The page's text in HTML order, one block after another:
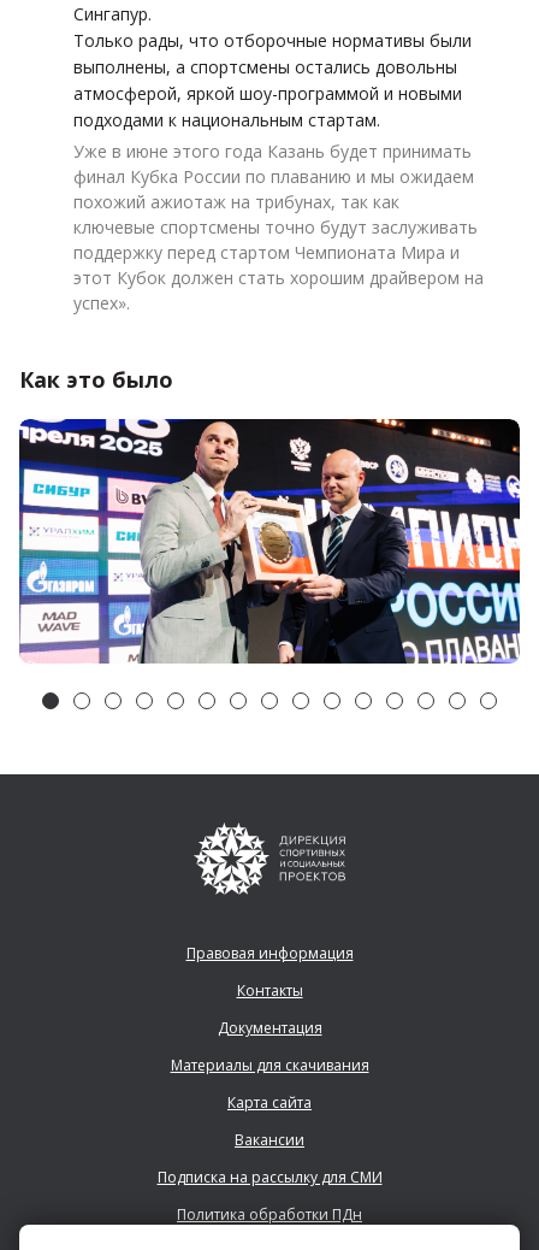
Сингапур.
Только рады, что отборочные нормативы были
выполнены, а спортсмены остались довольны
атмосферой, яркой шоу-программой и новыми
подходами к национальным стартам.
Уже в июне этого года Казань будет принимать
финал Кубка России по плаванию и мы ожидаем
похожий ажиотаж на трибунах, так как
ключевые спортсмены точно будут заслуживать
поддержку перед стартом Чемпионата Мира и
этот Кубок должен стать хорошим драйвером на
успех».
Как это было
Правовая информация
Контакты
Документация
Материалы для скачивания
Карта сайта
Вакансии
Подписка на рассылку для СМИ
Политика обработки ПДн